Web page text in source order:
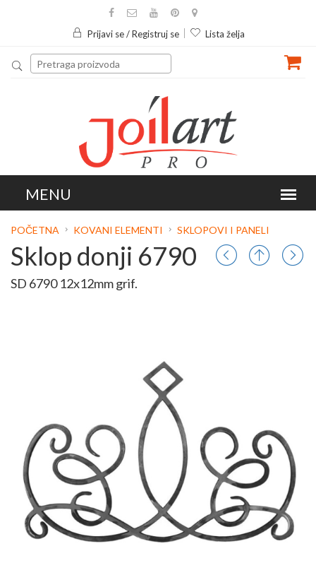
Prijavi se / Registruj se Lista želja
POČETNA KOVANI ELEMENTI SKLOPOVI I PANELI
Sklop donji 6790
SD 6790 12x12mm grif.